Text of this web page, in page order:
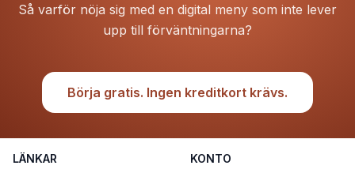
Så varför nöja sig med en digital meny som inte lever
upp till förväntningarna?
Börja gratis. Ingen kreditkort krävs.
LÄNKAR KONTO